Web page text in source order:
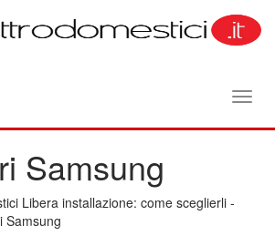
Samsung
Libera installazione: come sceglierli -
Samsung